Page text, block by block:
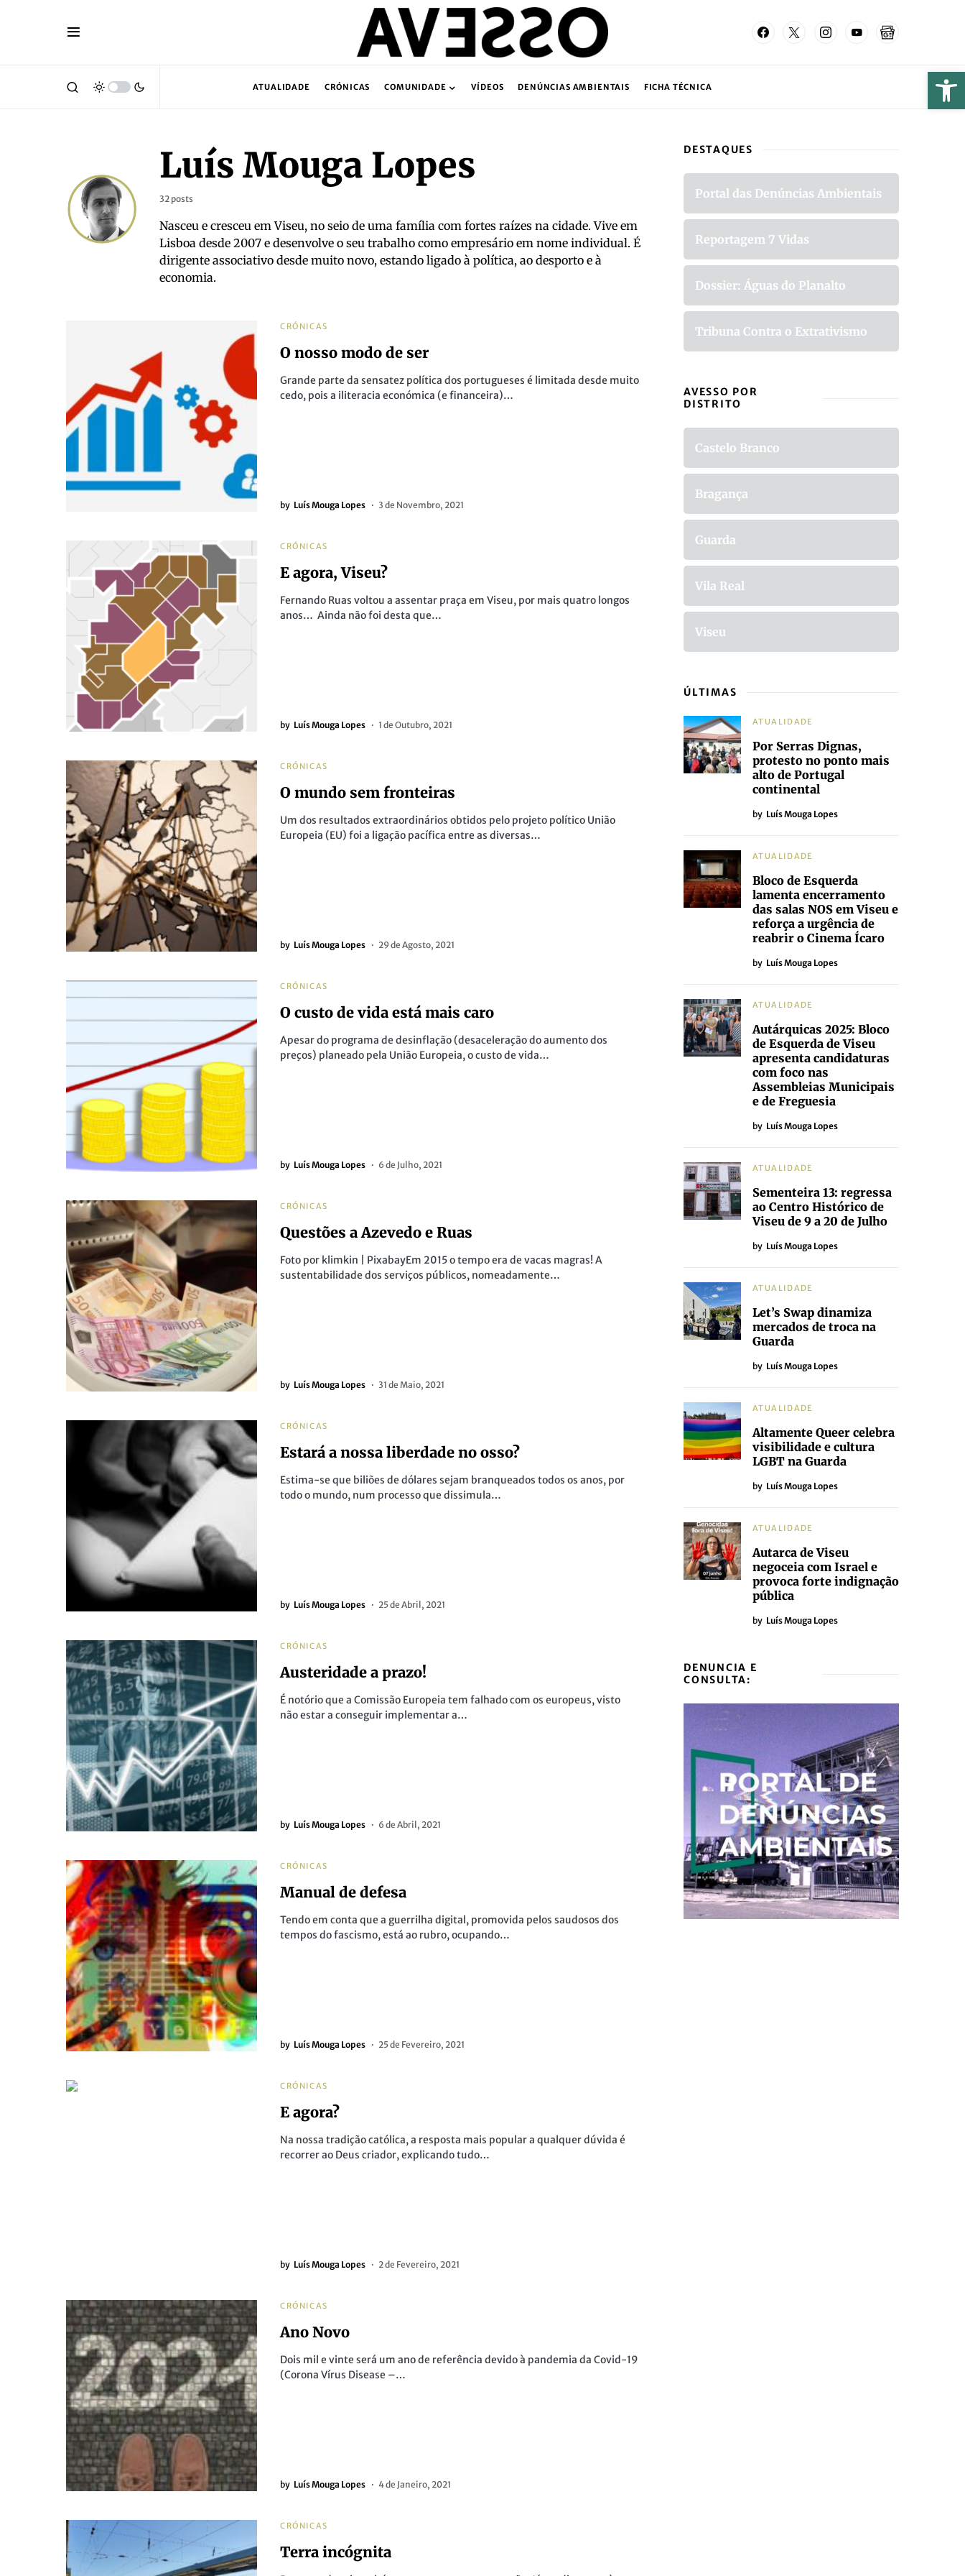
ATUALIDADE CRÓNICAS COMUNIDADE VÍDEOS DENÚNCIAS AMBIENTAIS FICHA TÉCNICA
Luís Mouga Lopes
32 posts
Nasceu e cresceu em Viseu, no seio de uma família com fortes raízes na cidade. Vive em
Lisboa desde 2007 e desenvolve o seu trabalho como empresário em nome individual. É
dirigente associativo desde muito novo, estando ligado à política, ao desporto e à
economia.
CRÓNICAS
O nosso modo de ser
Grande parte da sensatez política dos portugueses é limitada desde muito
cedo, pois a iliteracia económica (e financeira)…
by Luís Mouga Lopes 3 de Novembro, 2021
CRÓNICAS
E agora, Viseu?
Fernando Ruas voltou a assentar praça em Viseu, por mais quatro longos
anos… Ainda não foi desta que…
by Luís Mouga Lopes 1 de Outubro, 2021
CRÓNICAS
O mundo sem fronteiras
Um dos resultados extraordinários obtidos pelo projeto político União
Europeia (EU) foi a ligação pacífica entre as diversas…
by Luís Mouga Lopes 29 de Agosto, 2021
CRÓNICAS
O custo de vida está mais caro
Apesar do programa de desinflação (desaceleração do aumento dos
preços) planeado pela União Europeia, o custo de vida…
by Luís Mouga Lopes 6 de Julho, 2021
CRÓNICAS
Questões a Azevedo e Ruas
Foto por klimkin | PixabayEm 2015 o tempo era de vacas magras! A
sustentabilidade dos serviços públicos, nomeadamente…
by Luís Mouga Lopes 31 de Maio, 2021
CRÓNICAS
Estará a nossa liberdade no osso?
Estima-se que biliões de dólares sejam branqueados todos os anos, por
todo o mundo, num processo que dissimula…
by Luís Mouga Lopes 25 de Abril, 2021
CRÓNICAS
Austeridade a prazo!
É notório que a Comissão Europeia tem falhado com os europeus, visto
não estar a conseguir implementar a…
by Luís Mouga Lopes 6 de Abril, 2021
CRÓNICAS
Manual de defesa
Tendo em conta que a guerrilha digital, promovida pelos saudosos dos
tempos do fascismo, está ao rubro, ocupando…
by Luís Mouga Lopes 25 de Fevereiro, 2021
CRÓNICAS
E agora?
Na nossa tradição católica, a resposta mais popular a qualquer dúvida é
recorrer ao Deus criador, explicando tudo…
by Luís Mouga Lopes 2 de Fevereiro, 2021
CRÓNICAS
Ano Novo
Dois mil e vinte será um ano de referência devido à pandemia da Covid-19
(Corona Vírus Disease –…
by Luís Mouga Lopes 4 de Janeiro, 2021
CRÓNICAS
Terra incógnita
DESTAQUES
Portal das Denúncias Ambientais
Reportagem 7 Vidas
Dossier: Águas do Planalto
Tribuna Contra o Extrativismo
AVESSO POR
DISTRITO
Castelo Branco
Bragança
Guarda
Vila Real
Viseu
ÚLTIMAS
ATUALIDADE
Por Serras Dignas,
protesto no ponto mais
alto de Portugal
continental
by Luís Mouga Lopes
ATUALIDADE
Bloco de Esquerda
lamenta encerramento
das salas NOS em Viseu e
reforça a urgência de
reabrir o Cinema Ícaro
by Luís Mouga Lopes
ATUALIDADE
Autárquicas 2025: Bloco
de Esquerda de Viseu
apresenta candidaturas
com foco nas
Assembleias Municipais
e de Freguesia
by Luís Mouga Lopes
ATUALIDADE
Sementeira 13: regressa
ao Centro Histórico de
Viseu de 9 a 20 de Julho
by Luís Mouga Lopes
ATUALIDADE
Let’s Swap dinamiza
mercados de troca na
Guarda
by Luís Mouga Lopes
ATUALIDADE
Altamente Queer celebra
visibilidade e cultura
LGBT na Guarda
by Luís Mouga Lopes
ATUALIDADE
Autarca de Viseu
negoceia com Israel e
provoca forte indignação
pública
by Luís Mouga Lopes
DENUNCIA E
CONSULTA: